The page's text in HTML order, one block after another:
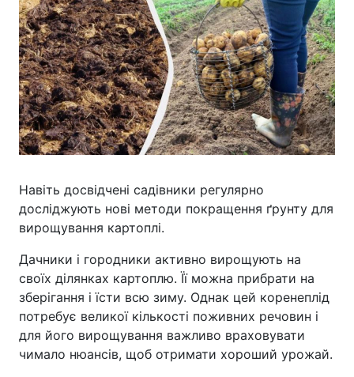
Навіть досвідчені садівники регулярно
досліджують нові методи покращення ґрунту для
вирощування картоплі.
Дачники і городники активно вирощують на
своїх ділянках картоплю. Її можна прибрати на
зберігання і їсти всю зиму. Однак цей коренеплід
потребує великої кількості поживних речовин і
для його вирощування важливо враховувати
чимало нюансів, щоб отримати хороший урожай.